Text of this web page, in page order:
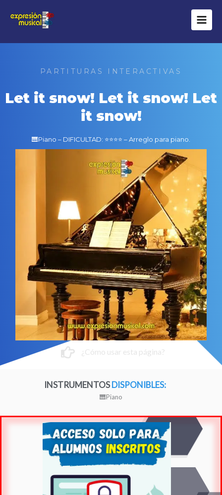
PARTITURAS INTERACTIVAS
Let it snow! Let it snow! Let
it snow!
🎹Piano – DIFICULTAD: ⭐⭐⭐⭐ – Arreglo para piano.
¿Cómo usar esta página?
INSTRUMENTOS DISPONIBLES:
🎹Piano